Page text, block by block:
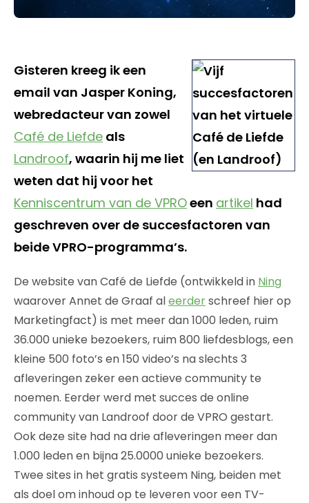
Gisteren kreeg ik een
email van Jasper Koning,
webredacteur van zowel
Café de Liefde als
Landroof, waarin hij me liet
weten dat hij voor het
Kenniscentrum van de VPROeen artikel had
geschreven over de succesfactoren van
beide VPRO-programma’s.
De website van Café de Liefde (ontwikkeld in Ning
waarover Annet de Graaf aleerderschreef hier op
Marketingfact) is met meer dan 1000 leden, ruim
36.000 unieke bezoekers, ruim 800 liefdesblogs, een
kleine 500 foto’s en 150 video’s na slechts 3
afleveringen zeker een actieve community te
noemen. Eerder werd met succes de online
community van Landroof door de VPRO gestart.
Ook deze site had na drie afleveringen meer dan
1.000 leden en bijna 25.0000 unieke bezoekers.
Twee sites in het gratis systeem Ning, beiden met
als doel om inhoud op te leveren voor een TV-